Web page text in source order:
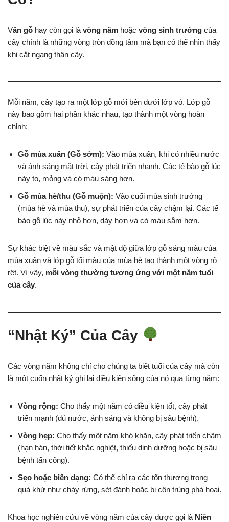
Vân gỗ hay còn gọi là vòng năm hoặc vòng sinh trưởng của
cây chính là những vòng tròn đồng tâm mà bạn có thể nhìn thấy
khi cắt ngang thân cây.
Mỗi năm, cây tạo ra một lớp gỗ mới bên dưới lớp vỏ. Lớp gỗ
này bao gồm hai phần khác nhau, tạo thành một vòng hoàn
chỉnh:
Gỗ mùa xuân (Gỗ sớm): Vào mùa xuân, khi có nhiều nước
và ánh sáng mặt trời, cây phát triển nhanh. Các tế bào gỗ lúc
này to, mỏng và có màu sáng hơn.
Gỗ mùa hè/thu (Gỗ muộn): Vào cuối mùa sinh trưởng
(mùa hè và mùa thu), sự phát triển của cây chậm lại. Các tế
bào gỗ lúc này nhỏ hơn, dày hơn và có màu sẫm hơn.
Sự khác biệt về màu sắc và mật độ giữa lớp gỗ sáng màu của
mùa xuân và lớp gỗ tối màu của mùa hè tạo thành một vòng rõ
rệt. Vì vậy, mỗi vòng thường tương ứng với một năm tuổi
của cây.
“Nhật Ký” Của Cây
Các vòng năm không chỉ cho chúng ta biết tuổi của cây mà còn
là một cuốn nhật ký ghi lại điều kiện sống của nó qua từng năm:
Vòng rộng: Cho thấy một năm có điều kiện tốt, cây phát
triển mạnh (đủ nước, ánh sáng và không bị sâu bệnh).
Vòng hẹp: Cho thấy một năm khó khăn, cây phát triển chậm
(hạn hán, thời tiết khắc nghiệt, thiếu dinh dưỡng hoặc bị sâu
bệnh tấn công).
Sẹo hoặc biến dạng: Có thể chỉ ra các tổn thương trong
quá khứ như cháy rừng, sét đánh hoặc bị côn trùng phá hoại.
Khoa học nghiên cứu về vòng năm của cây được gọi là Niên